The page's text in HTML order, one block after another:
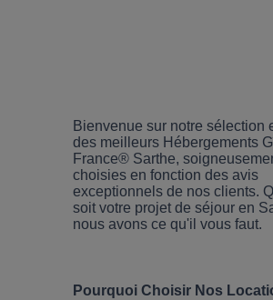
Bienvenue sur notre sélection
des meilleurs Hébergements
France® Sarthe,
choisies en fonction des avis
exceptionnels de nos clients.
soit votre projet de séjour en
nous avons ce qu'il vous faut.
Pourquoi Choisir Nos